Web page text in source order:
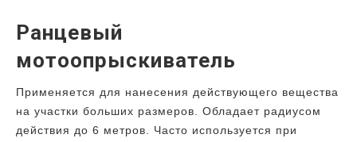
Ранцевый
мотоопрыскиватель
Применяется для нанесения действующего вещества
на участки больших размеров. Обладает радиусом
действия до 6 метров. Часто используется при